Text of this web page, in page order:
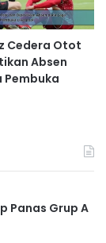
Cedera Otot
Absen
Pembuka
Panas Grup A